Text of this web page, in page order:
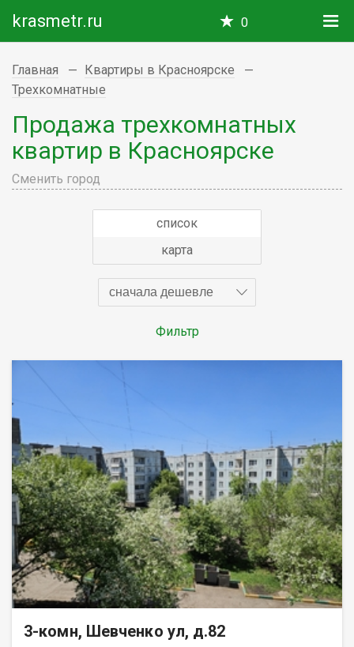
krasmetr.ru 0
Главная
Квартиры в Красноярске
Трехкомнатные
Продажа трехкомнатных
квартир в Красноярске
Сменить город
список
карта
сначала дешевле
Фильтр
3-комн, Шевченко ул, д.82